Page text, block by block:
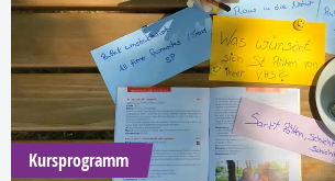
Kursprogramm